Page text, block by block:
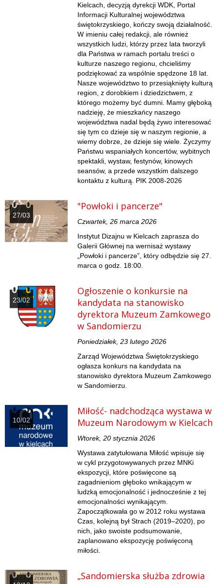
Kielcach, decyzją dyrekcji WDK, Portal
Informacji Kulturalnej województwa
świętokrzyskiego, kończy swoją działalność.
W imieniu całej redakcji, ale również
wszystkich ludzi, którzy przez lata tworzyli
dla Państwa w ramach portalu treści o
kulturze naszego regionu, chcieliśmy
podziękować za wspólnie spędzone 18 lat.
Nasze województwo to przesiąknięty kulturą
region, z dorobkiem i dziedzictwem, z
którego możemy być dumni. Mamy głęboką
nadzieję, że mieszkańcy naszego
województwa nadal będą żywo interesować
się tym co dzieje się w naszym regionie, a
wiemy dobrze, że dzieje się wiele. Życzymy
Państwu wspaniałych koncertów, wybitnych
spektakli, wystaw, festynów, kinowych
seansów, a przede wszystkim dalszego
kontaktu z kulturą. PIK 2008-2026
27/03
"Powłoki i pancerze"
Czwartek, 26 marca 2026
Instytut Dizajnu w Kielcach zaprasza do
Galerii Głównej na wernisaż wystawy
„Powłoki i pancerze”, który odbędzie się 27.
marca o godz. 18:00.
23/02
Ogłoszenie o konkursie na
kandydata na stanowisko
dyrektora Muzeum Zamkowego
w Sandomierzu
Poniedziałek, 23 lutego 2026
Zarząd Województwa Świętokrzyskiego
ogłasza konkurs na kandydata na
stanowisko dyrektora Muzeum Zamkowego
w Sandomierzu.
10/02
Miłość- nadchodząca wystawa w
Muzeum Narodowym w Kielcach
Wtorek, 20 stycznia 2026
Wystawa zatytułowana Miłość wpisuje się
w cykl przygotowywanych przez MNKi
ekspozycji, które poświęcone są
zagadnieniom głęboko wnikającym w
ludzką emocjonalność i jednocześnie z tej
emocjonalności wynikającym.
Zapoczątkowała go w 2012 roku wystawa
Czas, kolejną był Strach (2019–2020), po
nich, jako swoiste podsumowanie,
zaplanowano ekspozycję poświęconą
miłości.
„Sandomierska służba zdrowia